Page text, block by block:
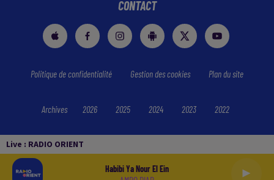
Live : RADIO ORIENT
Habibi Ya Nour El Ein
CONTACT
Politique de confidentialité Gestion des cookies Plan du site
Archives 2026 2025 2024 2023 2022